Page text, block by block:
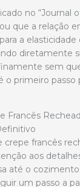
no “Journal
que a relação
a elasticidade
diretamente
sem
o primeiro passo
Francês
crepe francês
aos
até o
um passo a